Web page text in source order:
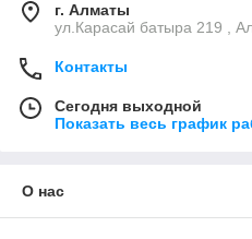
г. Алматы
ул.Карасай батыра 219 ,
Контакты
Сегодня выходной
Показать весь график
О нас